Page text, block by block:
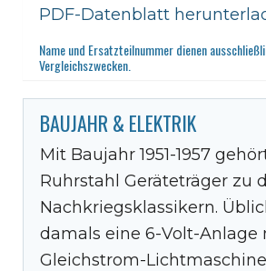
PDF-Datenblatt
Name und Ersatzteilnummer dienen
Vergleichszwecken.
BAUJAHR & ELEKTRIK
Mit Baujahr 1951-1957
Ruhrstahl Geräteträger zu
Nachkriegsklassikern.
damals eine 6-Volt-Anlage
Gleichstrom-